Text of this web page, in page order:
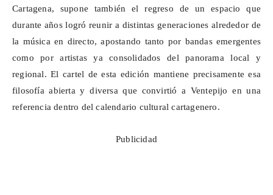
Cartagena, supone también el regreso de un espacio que
durante años logró reunir a distintas generaciones alrededor de
la música en directo, apostando tanto por bandas emergentes
como por artistas ya consolidados del panorama local y
regional. El cartel de esta edición mantiene precisamente esa
filosofía abierta y diversa que convirtió a Ventepijo en una
referencia dentro del calendario cultural cartagenero.
Publicidad